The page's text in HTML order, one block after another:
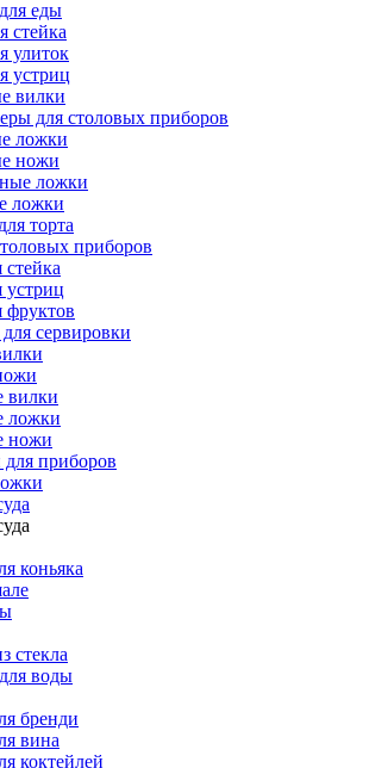
еды
стейка
улиток
устриц
вилки
для столовых приборов
ложки
ножи
ложки
ложки
торта
приборов
сервировки
вилки
ложки
ножи
приборов
коньяка
стекла
воды
бренди
вина
коктейлей